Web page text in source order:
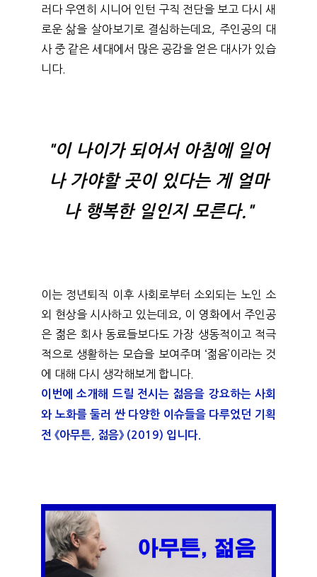
러다 우연히 시니어 인턴 구직 전단을 보고 다시 새
로운 삶을 살아보기로 결심하는데요, 주인공의 대
사 중 같은 세대에서 많은 공감을 얻은 대사가 있습
니다.
"이 나이가 되어서 아침에 일어
나 가야할 곳이 있다는 게 얼마
나 행복한 일인지 모른다."
이는 정년퇴직 이후 사회로부터 소외되는 노인 소
외 현상을 시사하고 있는데요, 이 영화에서 주인공
은 젊은 회사 동료들보다도 가장 생동적이고 적극
적으로 생활하는 모습을 보여주며 ‘젊음’이라는 것
에 대해 다시 생각해보게 합니다.
이번에 소개해 드릴 전시는 젊음을 강요하는 사회
와 노화를 둘러 싼 다양한 이슈들을 다루었던 기획
전 《아무튼, 젊음》 (2019) 입니다.